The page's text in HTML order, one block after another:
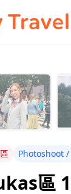
Photoshoot
區